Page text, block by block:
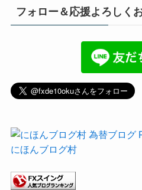
フォロー＆応援よろしく
にほんブログ村